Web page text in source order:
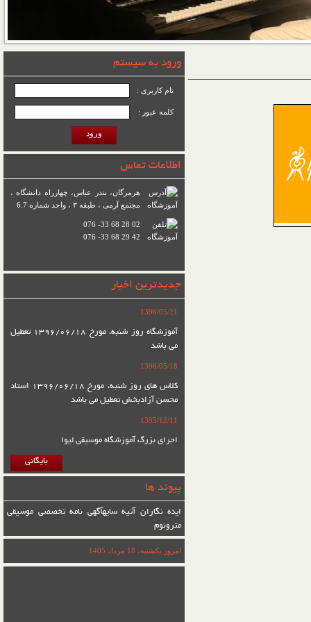
ورود به سیستم
نام کاربری :
کلمه عبور :
ورود
اطلاعات تماس
هرمزگان، بندر عباس، چهارراه دانشگاه ،
مجتمع آرمی ، طبقه ۳ ، واحد شماره 6.7
076 -33 68 28 02
076 -33 68 29 42
جدیدترین اخبار
1396/05/21
آموزشگاه روز شنبه، مورخ 1396/06/18 تعطیل
می باشد
1396/05/18
کلاس های روز شنبه، مورخ 1396/06/18 استاد
محسن آزادبخش تعطیل می باشد
1395/12/11
اجرای بزرگ آموزشگاه موسیقی لیوا
بایگانی
پیوند ها
ایده نگاران آتیه سایهآگهی نامه تخصصی موسیقی
مترونوم
امروز یکشنبه، 18 مرداد 1405